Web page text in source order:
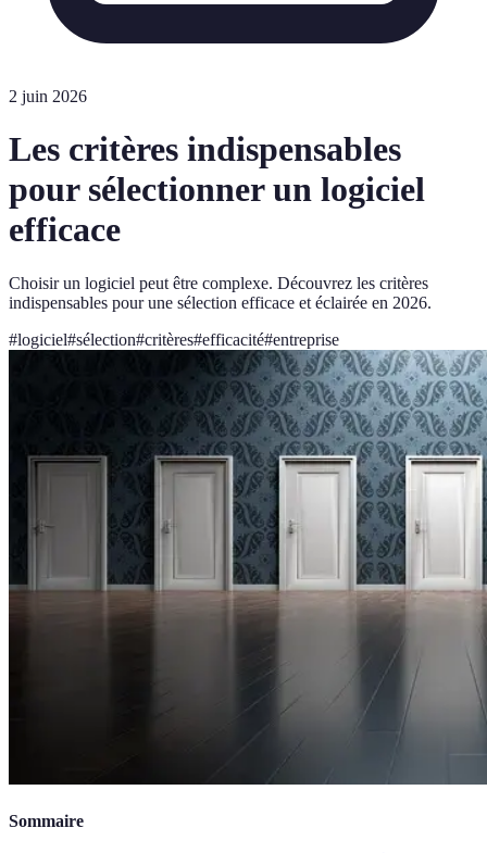
2 juin 2026
Les critères indispensables
pour sélectionner un logiciel
efficace
Choisir un logiciel peut être complexe. Découvrez les critères
indispensables pour une sélection efficace et éclairée en 2026.
#logiciel#sélection#critères#efficacité#entreprise
Sommaire